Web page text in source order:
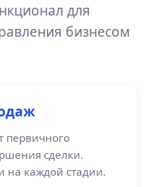
для
бизнесом
первичного
сделки.
на каждой стадии.